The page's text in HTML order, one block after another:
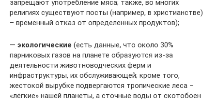
запрещают употребление мяса; также, во многих
религиях существуют посты (например, в христианстве)
– временный отказ от определенных продуктов);
— экологические (есть данные, что около 30%
парниковых газов на планете образуются из-за
деятельности животноводческих ферм и
инфраструктуры, их обслуживающей; кроме того,
жестокой вырубке подвергаются тропические леса –
«лёгкие» нашей планеты, а сточные воды от скотобоен